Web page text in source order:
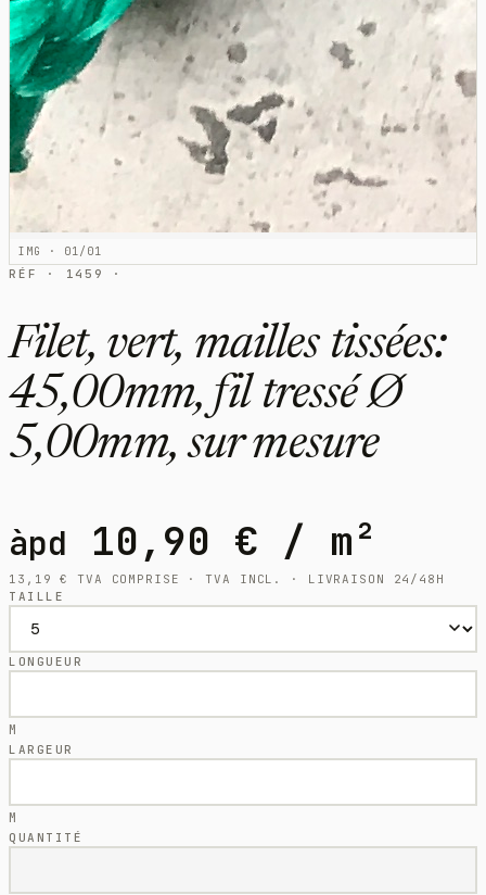
IMG · 01/01
RÉF · 1459 ·
Filet, vert, mailles tissées:
45,00mm, fil tressé Ø
5,00mm, sur mesure
àpd 10,90 € / m²
13,19€
TVA COMPRISE · TVA INCL. · LIVRAISON 24/48H
TAILLE
LONGUEUR
M
LARGEUR
M
QUANTITÉ